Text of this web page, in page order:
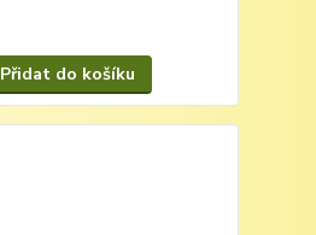
Přidat do košíku